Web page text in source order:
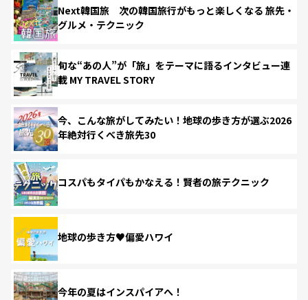
Next韓国旅 次の韓国旅行がもっと楽しくなる 旅先・
グルメ・テクニック
旬な“あの人”が「旅」をテーマに語るインタビュー連
載 MY TRAVEL STORY
今、こんな旅がしてみたい！地球の歩き方が選ぶ2026
年絶対行くべき旅先30
コスパもタイパもかなえる！賢者の旅テクニック
地球の歩き方♥偏愛ハワイ
今年の夏はインスパイアへ！